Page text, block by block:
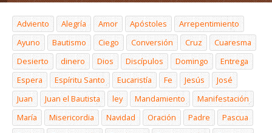
Adviento Alegría Amor Apóstoles
Arrepentimiento
Ayuno
Bautismo Ciego Conversión Cruz
Cuaresma
Desierto
dinero Dios Discípulos Domingo
Entrega
Espera
Espíritu Santo Eucaristía Fe Jesús
José
Juan
Juan el Bautista ley Mandamiento
Manifestación
María
Misericordia Navidad Oración Padre
Pascua